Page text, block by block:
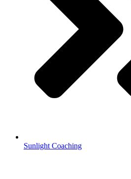
Sunlight Coaching